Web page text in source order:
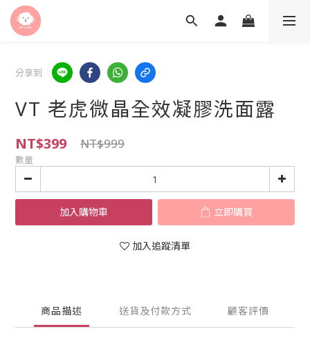
分享到
VT 老虎微晶全效凝膠洗面露
NT$399 NT$999
數量
加入購物車 立即購買
加入追蹤清單
商品描述 送貨及付款方式 顧客評價